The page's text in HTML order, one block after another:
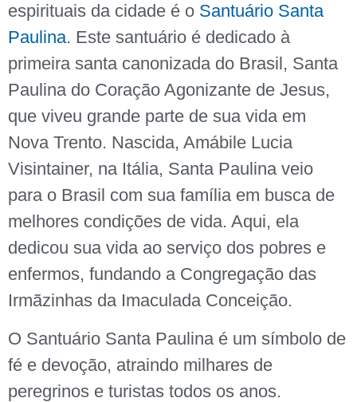
espirituais da cidade é o Santuário Santa
Paulina. Este santuário é dedicado à
primeira santa canonizada do Brasil, Santa
Paulina do Coração Agonizante de Jesus,
que viveu grande parte de sua vida em
Nova Trento. Nascida, Amábile Lucia
Visintainer, na Itália, Santa Paulina veio
para o Brasil com sua família em busca de
melhores condições de vida. Aqui, ela
dedicou sua vida ao serviço dos pobres e
enfermos, fundando a Congregação das
Irmãzinhas da Imaculada Conceição.
O Santuário Santa Paulina é um símbolo de
fé e devoção, atraindo milhares de
peregrinos e turistas todos os anos.